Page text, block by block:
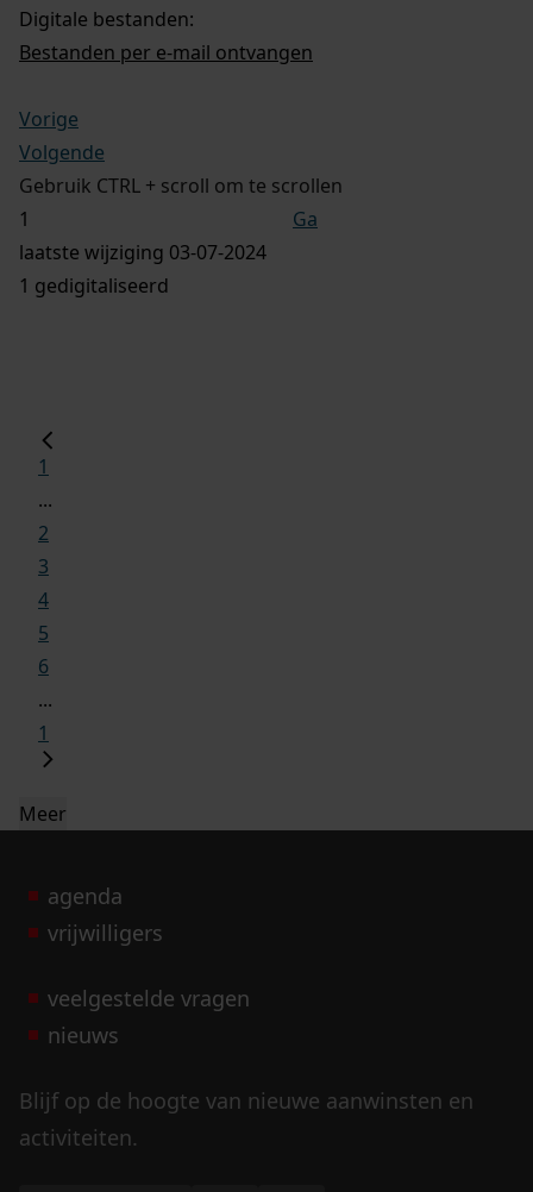
Digitale bestanden:
Bestanden per e-mail ontvangen
Vorige
Volgende
Gebruik CTRL + scroll om te scrollen
Ga
laatste wijziging 03-07-2024
1 gedigitaliseerd
1
...
2
3
4
5
6
...
1
Meer
agenda
vrijwilligers
veelgestelde vragen
nieuws
Blijf op de hoogte van nieuwe aanwinsten en
activiteiten.